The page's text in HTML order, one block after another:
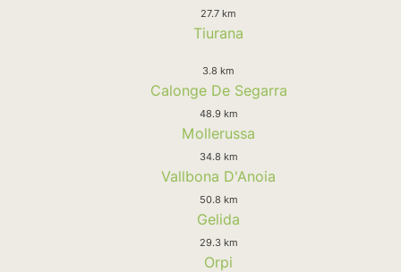
27.7 km
Tiurana
3.8 km
Calonge De Segarra
48.9 km
Mollerussa
34.8 km
Vallbona D'Anoia
50.8 km
Gelida
29.3 km
Orpi